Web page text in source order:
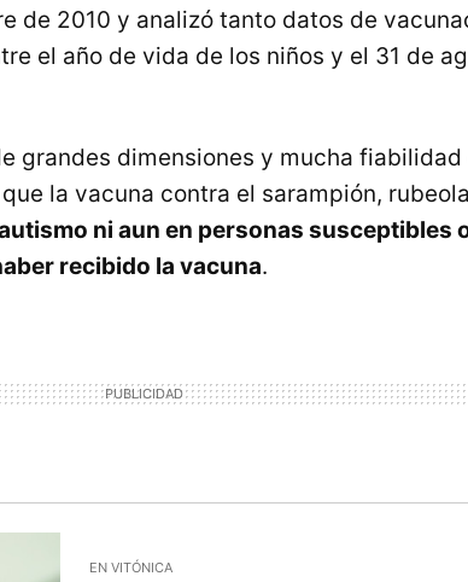
de 2010 y analizó tanto datos de
el año de vida de los niños y el 31 de
grandes dimensiones y mucha fiabilidad
la vacuna contra el sarampión,
ni aun en personas susceptibles
recibido la vacuna.
EN VITÓNICA